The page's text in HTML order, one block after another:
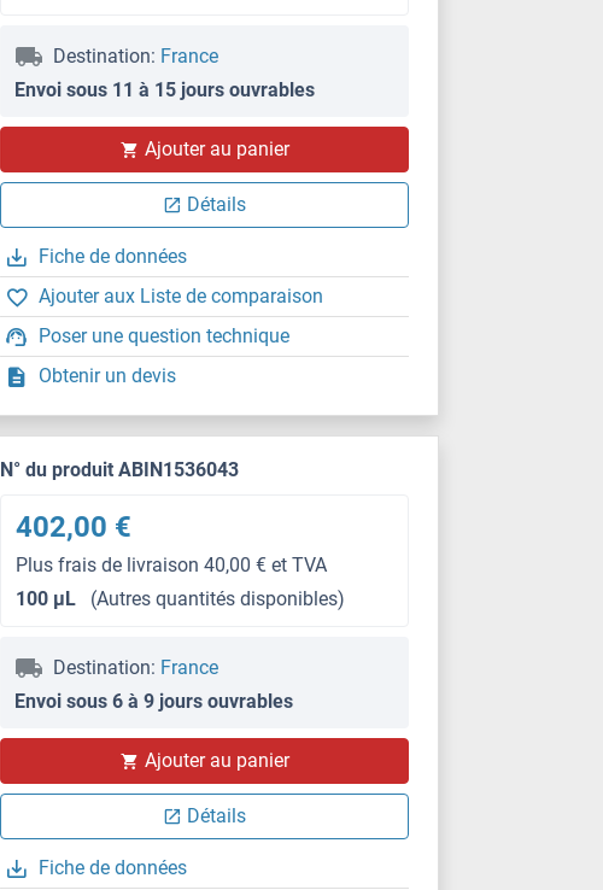
Destination: France
Envoi sous 11 à 15 jours ouvrables
Ajouter au panier
Détails
Fiche de données
Ajouter aux Liste de comparaison
Poser une question technique
Obtenir un devis
N° du produit ABIN1536043
402,00 €
Plus frais de livraison 40,00 € et TVA
100 μL
(Autres quantités disponibles)
Destination: France
Envoi sous 6 à 9 jours ouvrables
Ajouter au panier
Détails
Fiche de données